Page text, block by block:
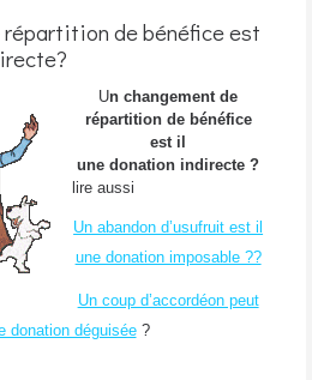
répartition de bénéfice est
Un changement de
répartition de bénéfice
est il
une donation indirecte?
lire aussi
Un abandon d’usufruit est il
une donation imposable ??
Un coup d’accordéon peut
donation déguisée?